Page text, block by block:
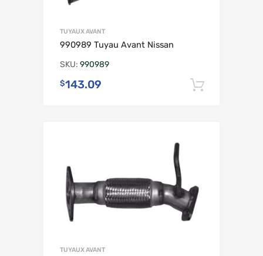
TUYAUX AVANT
990989 Tuyau Avant Nissan
SKU: 990989
$143.09
TUYAUX AVANT